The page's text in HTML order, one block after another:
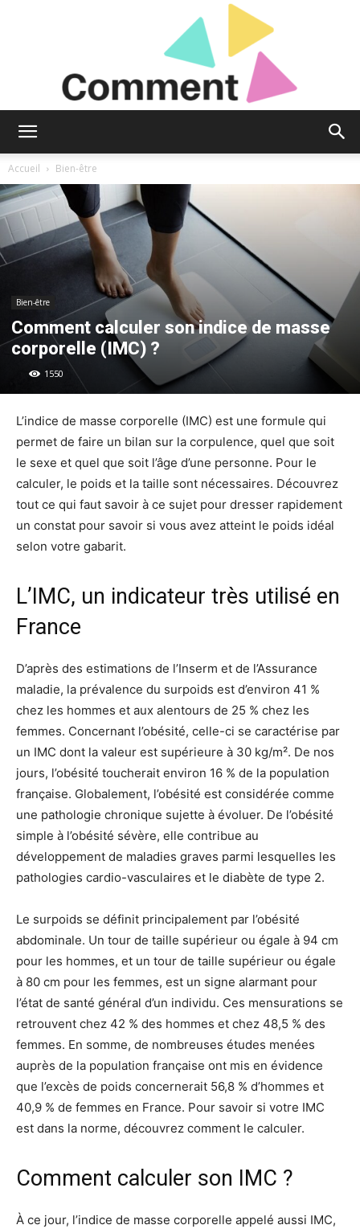
Donc
?
Accueil Bien-être
Bien-être
Comment calculer son indice de masse
corporelle (IMC) ?
1550
L’indice de masse corporelle (IMC) est une formule qui
permet de faire un bilan sur la corpulence, quel que soit
le sexe et quel que soit l’âge d’une personne. Pour le
calculer, le poids et la taille sont nécessaires. Découvrez
tout ce qui faut savoir à ce sujet pour dresser rapidement
un constat pour savoir si vous avez atteint le poids idéal
selon votre gabarit.
L’IMC, un indicateur très utilisé en
France
D’après des estimations de l’Inserm et de l’Assurance
maladie, la prévalence du surpoids est d’environ 41 %
chez les hommes et aux alentours de 25 % chez les
femmes. Concernant l’obésité, celle-ci se caractérise par
un IMC dont la valeur est supérieure à 30 kg/m². De nos
jours, l’obésité toucherait environ 16 % de la population
française. Globalement, l’obésité est considérée comme
une pathologie chronique sujette à évoluer. De l’obésité
simple à l’obésité sévère, elle contribue au
développement de maladies graves parmi lesquelles les
pathologies cardio-vasculaires et le diabète de type 2.
Le surpoids se définit principalement par l’obésité
abdominale. Un tour de taille supérieur ou égale à 94 cm
pour les hommes, et un tour de taille supérieur ou égale
à 80 cm pour les femmes, est un signe alarmant pour
l’état de santé général d’un individu. Ces mensurations se
retrouvent chez 42 % des hommes et chez 48,5 % des
femmes. En somme, de nombreuses études menées
auprès de la population française ont mis en évidence
que l’excès de poids concernerait 56,8 % d’hommes et
40,9 % de femmes en France. Pour savoir si votre IMC
est dans la norme, découvrez comment le calculer.
Comment calculer son IMC ?
À ce jour, l’indice de masse corporelle appelé aussi IMC,